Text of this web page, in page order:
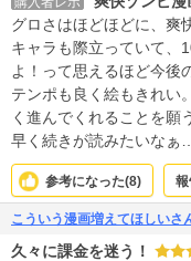
グロさはほどほどに、爽
キャラも際立っていて、
よ！って思えるほど今後
テンポも良く絵もきれい
く進んでくれることを願
早く続きが読みたいなぁ…
参考になった(8) 報
こういう漫画増えてほしいさ
久々に課金を迷う！